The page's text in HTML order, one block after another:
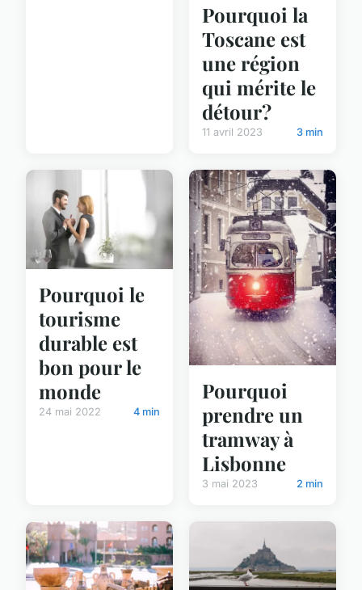
Pourquoi la
Toscane est
une région
qui mérite le
détour?
11 avril 2023 3 min
Pourquoi le
tourisme
durable est
bon pour le
monde
24 mai 2022 4 min
Pourquoi
prendre un
tramway à
Lisbonne
3 mai 2023 2 min